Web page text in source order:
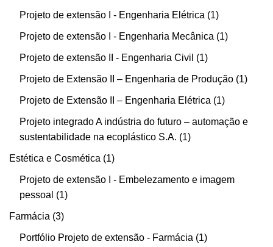
Projeto de extensão I - Engenharia Elétrica 1
Projeto de extensão I - Engenharia Mecânica 1
Projeto de extensão II - Engenharia Civil 1
Projeto de Extensão II – Engenharia de Produção 1
Projeto de Extensão II – Engenharia Elétrica 1
Projeto integrado A indústria do futuro – automação e
sustentabilidade na ecoplástico S.A.
1
Estética e Cosmética 1
Projeto de extensão I - Embelezamento e imagem
pessoal
1
Farmácia 3
Portfólio Projeto de extensão - Farmácia 1